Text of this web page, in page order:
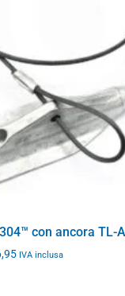
con ancora TL-
IVA inclusa